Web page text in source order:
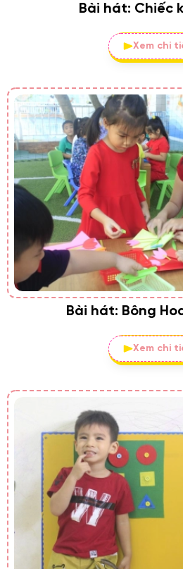
Bài hát: Chiếc
Xem chi
Bài hát: Bông
Xem chi